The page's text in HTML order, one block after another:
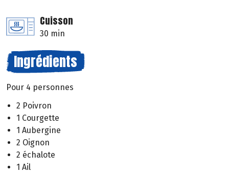
Cuisson
30 min
Ingrédients
Pour 4 personnes
2 Poivron
1 Courgette
1 Aubergine
2 Oignon
2 échalote
1 Ail